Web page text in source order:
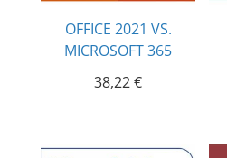
OFFICE 2021 VS.
MICROSOFT 365
38,22€